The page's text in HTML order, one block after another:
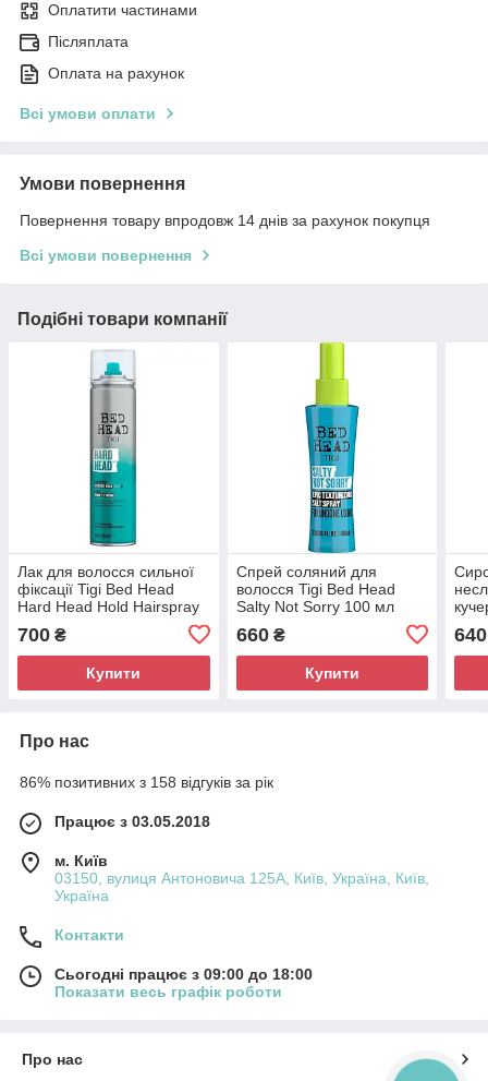
Оплатити частинами
Післяплата
Оплата на рахунок
Всі умови оплати
Умови повернення
Повернення товару впродовж 14 днів за рахунок покупця
Всі умови повернення
Подібні товари компанії
Лак для волосся сильної
фіксації Tigi Bed Head
Hard Head Hold Hairspray
700 ₴
Купити
Спрей соляний для
волосся Tigi Bed Head
Salty Not Sorry 100 мл
660₴
Купити
250
640
Про нас
86% позитивних з 158 відгуків за рік
Працює з 03.05.2018
м. Київ
03150, вулиця Антоновича 125А, Київ, Україна, Київ,
Україна
Контакти
Сьогодні працює з 09:00 до 18:00
Показати весь графік роботи
Про нас